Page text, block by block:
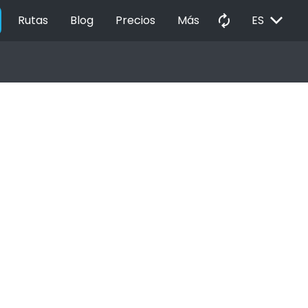
Rutas Blog Precios Más autorenew ES EXPAND_MORE